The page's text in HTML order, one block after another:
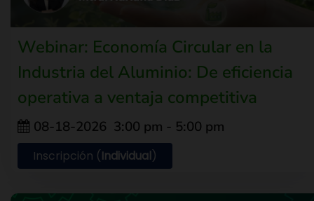
Webinar: Economía Circular en la
Industria del Aluminio: De eficiencia
operativa a ventaja competitiva
08-18-2026 3:00 pm - 5:00 pm
Inscripción (Individual)